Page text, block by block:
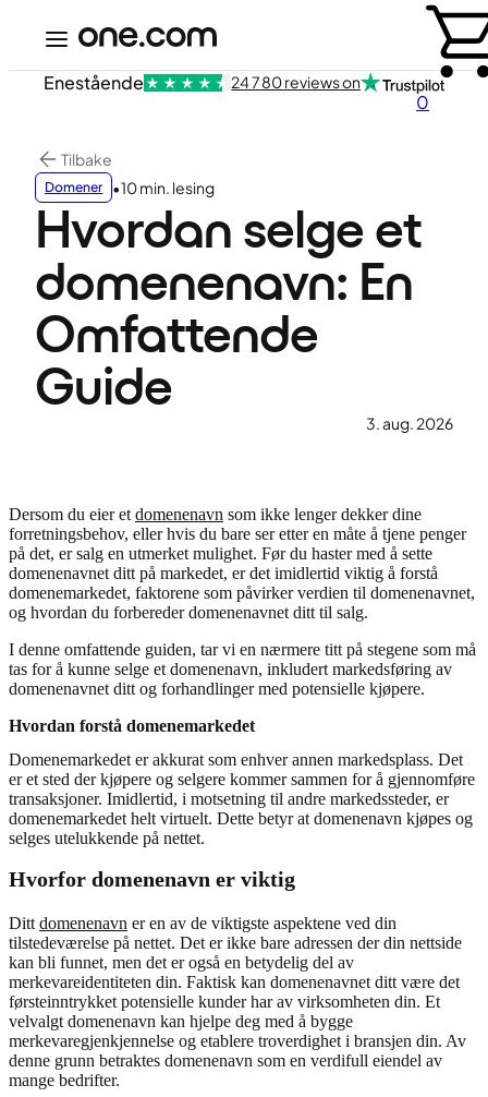
0
Enestående 24 780 reviews on
Tilbake
Domener •10 min. lesing
Hvordan selge et
domenenavn: En
Omfattende
Guide
3. aug. 2026
Dersom du eier et domenenavn som ikke lenger dekker dine
forretningsbehov, eller hvis du bare ser etter en måte å tjene penger
på det, er salg en utmerket mulighet. Før du haster med å sette
domenenavnet ditt på markedet, er det imidlertid viktig å forstå
domenemarkedet, faktorene som påvirker verdien til domenenavnet,
og hvordan du forbereder domenenavnet ditt til salg.
I denne omfattende guiden, tar vi en nærmere titt på stegene som må
tas for å kunne selge et domenenavn, inkludert markedsføring av
domenenavnet ditt og forhandlinger med potensielle kjøpere.
Hvordan forstå domenemarkedet
Domenemarkedet er akkurat som enhver annen markedsplass. Det
er et sted der kjøpere og selgere kommer sammen for å gjennomføre
transaksjoner. Imidlertid, i motsetning til andre markedssteder, er
domenemarkedet helt virtuelt. Dette betyr at domenenavn kjøpes og
selges utelukkende på nettet.
Hvorfor domenenavn er viktig
Ditt domenenavn er en av de viktigste aspektene ved din
tilstedeværelse på nettet. Det er ikke bare adressen der din nettside
kan bli funnet, men det er også en betydelig del av
merkevareidentiteten din. Faktisk kan domenenavnet ditt være det
førsteinntrykket potensielle kunder har av virksomheten din. Et
velvalgt domenenavn kan hjelpe deg med å bygge
merkevaregjenkjennelse og etablere troverdighet i bransjen din. Av
denne grunn betraktes domenenavn som en verdifull eiendel av
mange bedrifter.